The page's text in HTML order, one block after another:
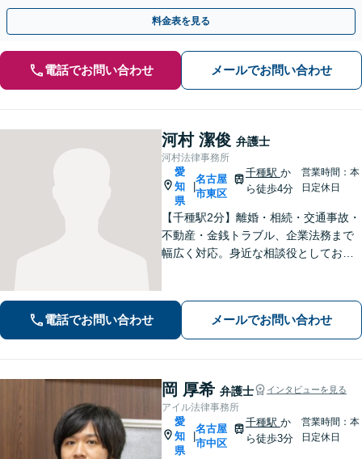
相談・WEB面談対応】【休日・夜間相談可】
料金表を見る
電話でお問い合わせ メールでお問い合わせ
河村 潔俊 弁護士
河村法律事務所
愛
知
県
名古屋
市東区
千種駅 か
ら徒歩4分
営業時間：本
日定休日
【千種駅2分】離婚・相続・交通事故・
不動産・金銭トラブル、企業法務まで
幅広く対応。身近な相談役としてお悩
め、まずは気軽にご相談ください。
【土日祝対応可、夜間対応可】【オン
ライン対応可】
電話でお問い合わせ メールでお問い合わせ
岡 厚希 弁護士 インタビューを見る
アイル法律事務所
愛
知
県
名古屋
市中区
千種駅 か
ら徒歩3分
営業時間：本
日定休日